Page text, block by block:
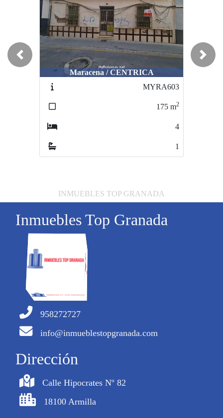
Maracena / CENTRICA
MYRA603
175 m2
4
1
Previous Next
INMUEBLES TOP GRANADA
Inmuebles Top Granada
958272727
info@inmueblestopgranada.com
Dirección
Calle Hipocrates Nº 82
18100 Armilla